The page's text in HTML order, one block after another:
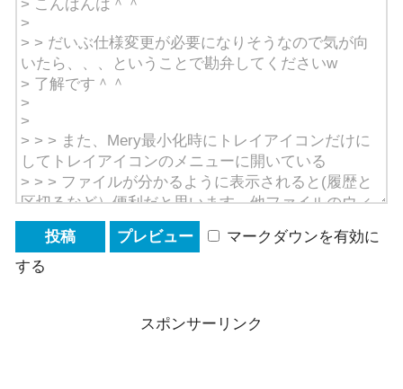
マークダウンを有効に
する
スポンサーリンク